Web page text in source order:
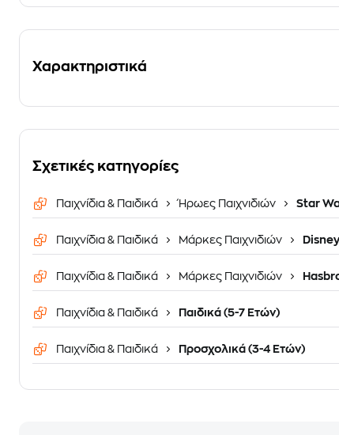
Χαρακτηριστικά
Σχετικές κατηγορίες
Παιχνίδια & Παιδικά Ήρωες Παιχνιδιών Star
Παιχνίδια & Παιδικά Μάρκες Παιχνιδιών Disney
Παιχνίδια & Παιδικά Μάρκες Παιχνιδιών
Παιχνίδια & Παιδικά Παιδικά (5-7 Ετών)
Παιχνίδια & Παιδικά Προσχολικά (3-4 Ετών)